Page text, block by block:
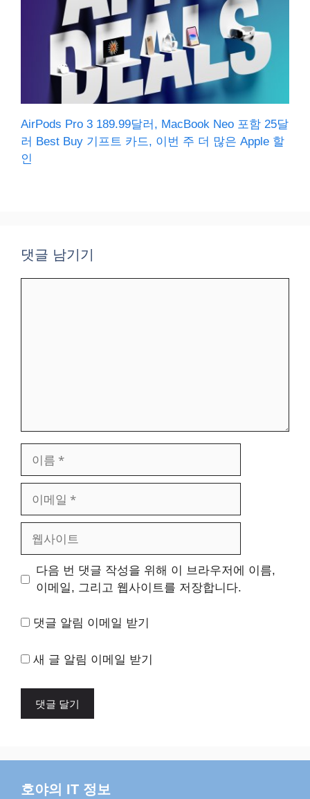
AirPods Pro 3 189.99달러, MacBook Neo 포함 25달
러 Best Buy 기프트 카드, 이번 주 더 많은 Apple 할
인
댓글 남기기
일
트
다음 번 댓글 작성을 위해 이 브라우저에 이름,
이메일, 그리고 웹사이트를 저장합니다.
댓글 알림 이메일 받기
새 글 알림 이메일 받기
호야의 IT 정보